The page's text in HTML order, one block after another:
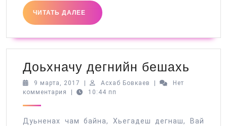
ЧИТАТЬ ДАЛЕЕ
ЧИТАТЬ
ДАЛЕЕ
Доьхначу дегнийн бешахь
9 марта, 2017
марта,
Асхаб Бовкаев Асхаб
Нет
комментария
10:44 пп
Дуьненах чам байна, Хьегадеш дегнаш, Вай